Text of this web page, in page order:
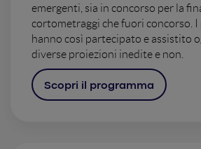
emergenti, sia in concorso per la
cortometraggi che fuori concorso.
hanno così partecipato e assistito
diverse proiezioni inedite e non.
Scopri il programma